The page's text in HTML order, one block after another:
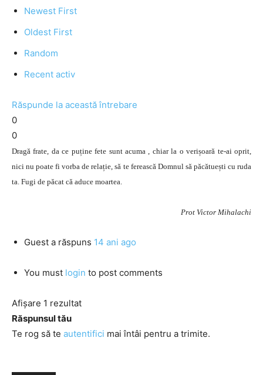
Newest First
Oldest First
Random
Recent activ
Răspunde la această întrebare
0
0
Dragă frate, da ce puține fete sunt acuma , chiar la o verișoară te-ai oprit,
nici nu poate fi vorba de relație, să te ferească Domnul să păcătuești cu ruda
ta. Fugi de păcat că aduce moartea.
Prot Victor Mihalachi
Guest a răspuns 14 ani ago
You must login to post comments
Afișare 1 rezultat
Răspunsul tău
Te rog să te autentifici mai întâi pentru a trimite.